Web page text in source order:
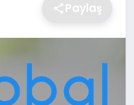
Paylaş